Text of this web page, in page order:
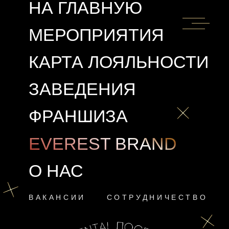
ЗАВЕДЕНИЯ
КАРТА ЛОЯЛЬНОСТИ
ФРАНШИЗА
ВАКАНСИИ СОТРУДНИЧЕСТВО
О НАС
НА ГЛАВНУЮ
EVEREST BRAND